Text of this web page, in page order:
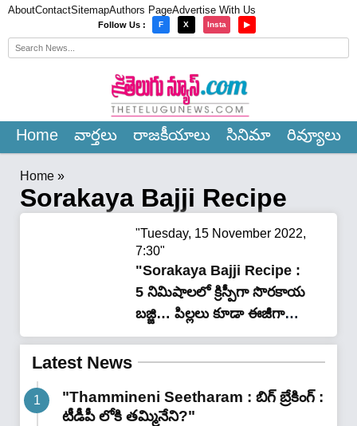
AboutContactSitemapAuthors PageAdvertise With Us
Follow Us : F X Insta ▶
Home వార్త‌లు రాజ‌కీయాలు సినిమా రివ్యూలు
Home »
Sorakaya Bajji Recipe
"Tuesday, 15 November 2022,
7:30"
"Sorakaya Bajji Recipe :
5 నిమిషాలలో క్రిస్పీగా సొరకాయ
బజ్జి… పిల్లలు కూడా ఈజీగా
చేసేస్తారు…!"
Latest News
"Thammineni Seetharam : బిగ్ బ్రేకింగ్ :
టీడీపీ లోకి తమ్మినేని?"